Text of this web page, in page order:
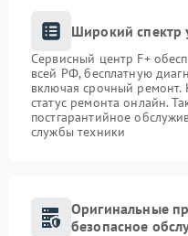
Широкий спектр
Сервисный центр F+
всей РФ, бесплатную
включая срочный ремонт.
статус ремонта онлайн.
постгарантийное
службы техники
Оригинальные
безопасное